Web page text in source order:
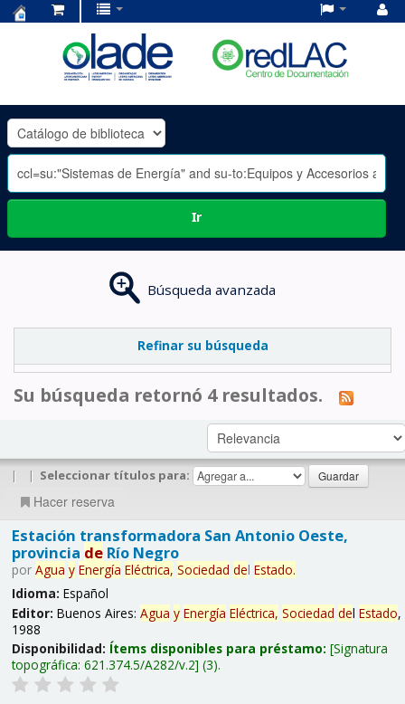
OLADE
-
Ir
Búsqueda avanzada
Refinar su búsqueda
Su búsqueda retornó 4 resultados.
| | Seleccionar títulos para:
Hacer reserva
Estación transformadora San Antonio Oeste,
provincia deRío Negro
por Agua y Energía Eléctrica, Sociedad del Estado.
Idioma: Español
Editor: Buenos Aires: Agua y Energía Eléctrica, Sociedad del Estado,
1988
Disponibilidad: Ítems disponibles para préstamo: Signatura
topográfica: 621.374.5/A282/v.2 (3).